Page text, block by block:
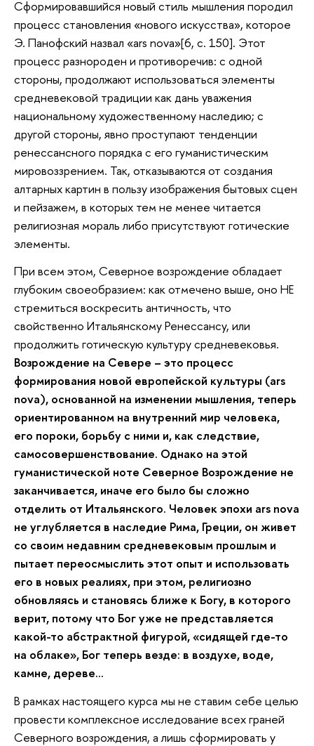
Сформировавшийся новый стиль мышления породил
процесс становления «нового искусства», которое
Э. Панофский назвал «ars nova»[6, с. 150]. Этот
процесс разнороден и противоречив: с одной
стороны, продолжают использоваться элементы
средневековой традиции как дань уважения
национальному художественному наследию; с
другой стороны, явно проступают тенденции
ренессансного порядка с его гуманистическим
мировоззрением. Так, отказываются от создания
алтарных картин в пользу изображения бытовых сцен
и пейзажем, в которых тем не менее читается
религиозная мораль либо присутствуют готические
элементы.
При всем этом, Северное возрождение обладает
глубоким своеобразием: как отмечено выше, оно НЕ
стремиться воскресить античность, что
свойственно Итальянскому Ренессансу, или
продолжить готическую культуру средневековья.
Возрождение на Севере – это процесс
формирования новой европейской культуры (ars
nova), основанной на изменении мышления, теперь
ориентированном на внутренний мир человека,
его пороки, борьбу с ними и, как следствие,
самосовершенствование. Однако на этой
гуманистической ноте Северное Возрождение не
заканчивается, иначе его было бы сложно
отделить от Итальянского. Человек эпохи ars nova
не углубляется в наследие Рима, Греции, он живет
со своим недавним средневековым прошлым и
пытает переосмыслить этот опыт и использовать
его в новых реалиях, при этом, религиозно
обновляясь и становясь ближе к Богу, в которого
верит, потому что Бог уже не представляется
какой-то абстрактной фигурой, «сидящей где-то
на облаке», Бог теперь везде: в воздухе, воде,
камне, дереве…
В рамках настоящего курса мы не ставим себе целью
провести комплексное исследование всех граней
Северного возрождения, а лишь сформировать у